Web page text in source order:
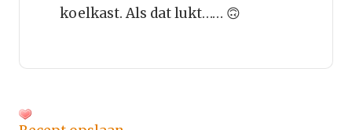
koelkast. Als dat lukt…… 🙃